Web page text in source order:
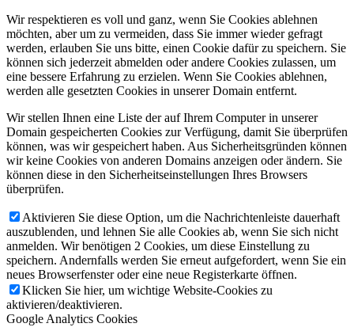
Wir respektieren es voll und ganz, wenn Sie Cookies ablehnen
möchten, aber um zu vermeiden, dass Sie immer wieder gefragt
werden, erlauben Sie uns bitte, einen Cookie dafür zu speichern. Sie
können sich jederzeit abmelden oder andere Cookies zulassen, um
eine bessere Erfahrung zu erzielen. Wenn Sie Cookies ablehnen,
werden alle gesetzten Cookies in unserer Domain entfernt.
Wir stellen Ihnen eine Liste der auf Ihrem Computer in unserer
Domain gespeicherten Cookies zur Verfügung, damit Sie überprüfen
können, was wir gespeichert haben. Aus Sicherheitsgründen können
wir keine Cookies von anderen Domains anzeigen oder ändern. Sie
können diese in den Sicherheitseinstellungen Ihres Browsers
überprüfen.
Aktivieren Sie diese Option, um die Nachrichtenleiste dauerhaft
auszublenden, und lehnen Sie alle Cookies ab, wenn Sie sich nicht
anmelden. Wir benötigen 2 Cookies, um diese Einstellung zu
speichern. Andernfalls werden Sie erneut aufgefordert, wenn Sie ein
neues Browserfenster oder eine neue Registerkarte öffnen.
Klicken Sie hier, um wichtige Website-Cookies zu
aktivieren/deaktivieren.
Google Analytics Cookies